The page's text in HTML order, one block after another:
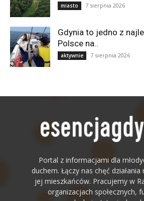
miasto 7 sierpnia 2026
Gdynia to jedno z
Polsce na..
aktywnie 7 sierpnia 2026
Portal z informacjami dla
duchem. Łączy nas chęć działania
jej mieszkańców. Pracujemy w
organizacjach społecznych,